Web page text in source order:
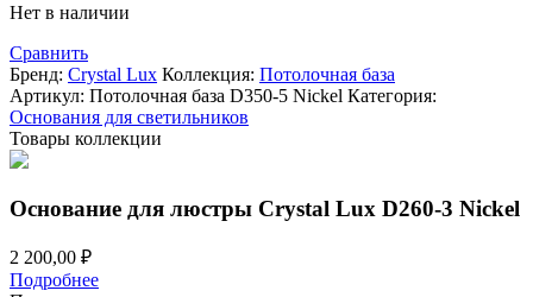
Нет в наличии
Сравнить
Бренд: Crystal Lux Коллекция: Потолочная база
Артикул: Потолочная база D350-5 Nickel Категория:
Основания для светильников
Товары коллекции
Основание для люстры Crystal Lux D260-3 Nickel
2 200,00 ₽
Подробнее